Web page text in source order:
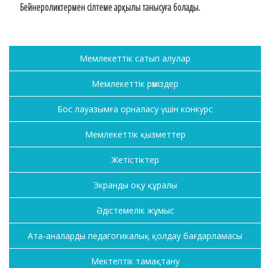
Бейнероликтерменсілтемеарқылы танысуға болады.
Мемлекеттік сатып алулар
Мемлекеттік рәміздер
Бос лауазымға орналасу үшін конкурс
Мемлекеттік қызметтер
Жетістіктер
Экранды оқу құралы
Әдістемелік жұмыс
Ата-аналарды педагогикалық қолдау бағдарламасы
Мектептік тамақтану